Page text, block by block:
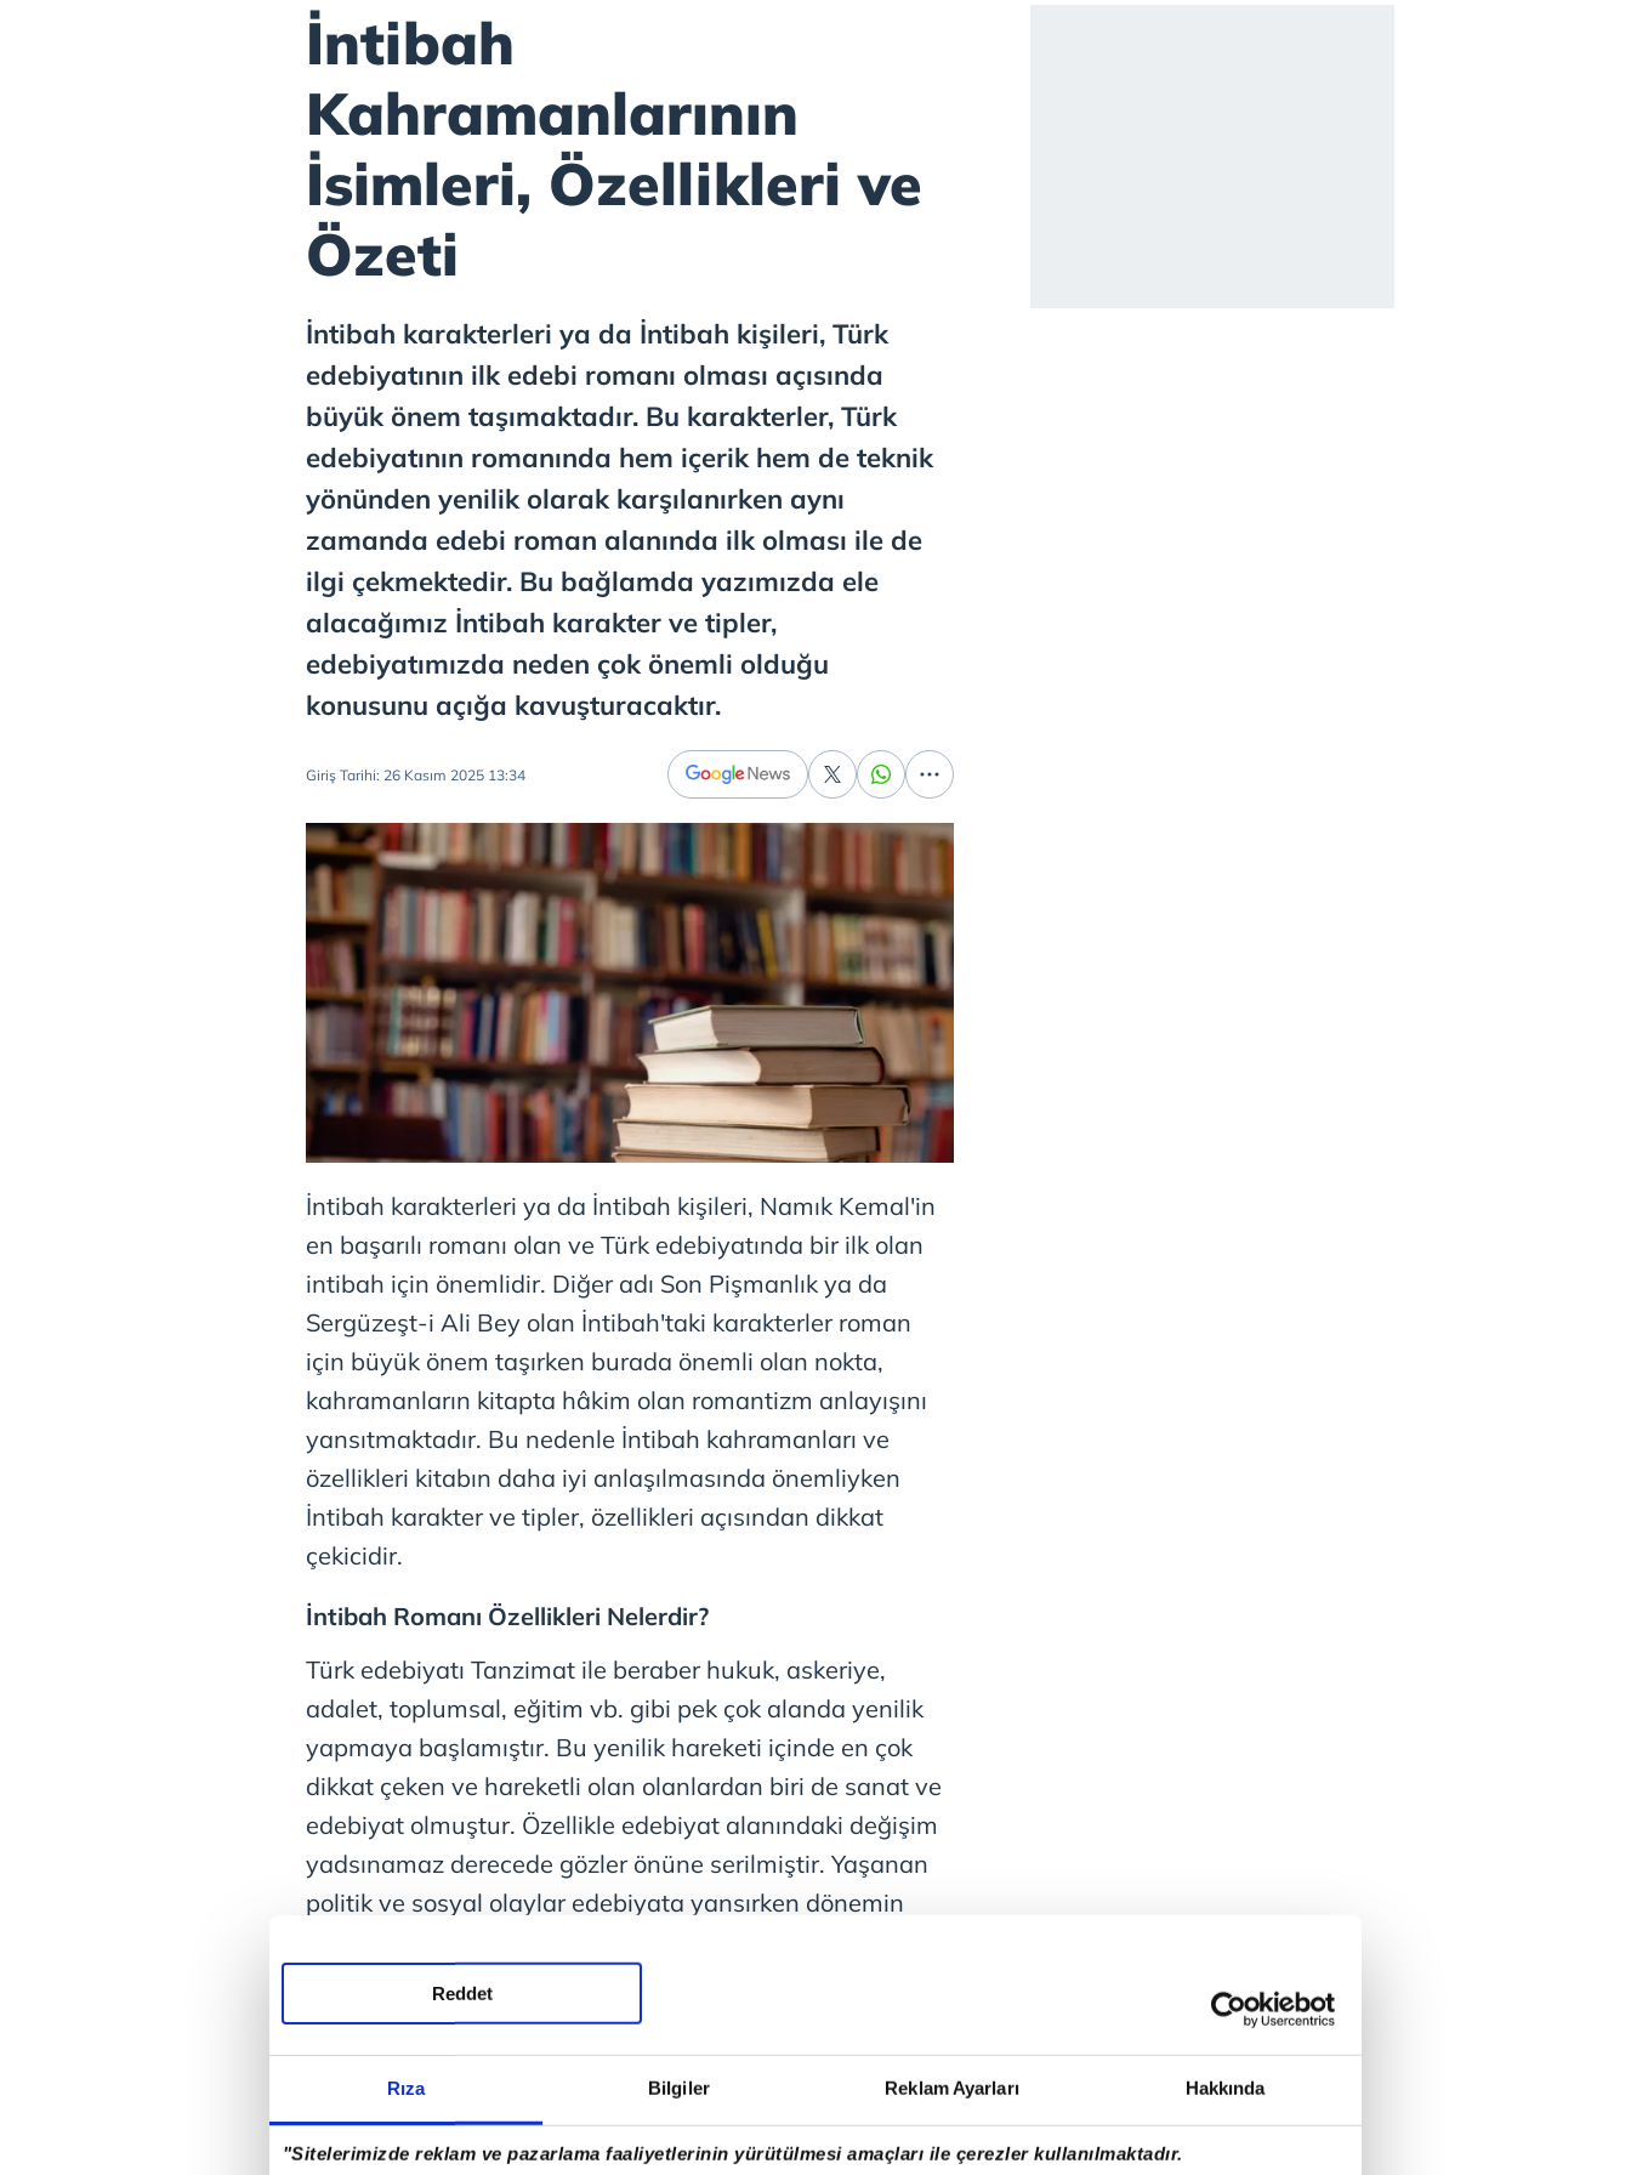
Rıza Bilgiler Reklam Ayarları Hakkında
"Sitelerimizde reklam ve pazarlama faaliyetlerinin yürütülmesi amaçları ile çerezler kullanılmaktadır.
Reddet
İntibah
Kahramanlarının
İsimleri, Özellikleri ve
Özeti
İntibah karakterleri ya da İntibah kişileri, Türk
edebiyatının ilk edebi romanı olması açısında
büyük önem taşımaktadır. Bu karakterler, Türk
edebiyatının romanında hem içerik hem de teknik
yönünden yenilik olarak karşılanırken aynı
zamanda edebi roman alanında ilk olması ile de
ilgi çekmektedir. Bu bağlamda yazımızda ele
alacağımız İntibah karakter ve tipler,
edebiyatımızda neden çok önemli olduğu
konusunu açığa kavuşturacaktır.
Giriş Tarihi: 26 Kasım 2025 13:34
İntibah karakterleri ya da İntibah kişileri, Namık Kemal'in
en başarılı romanı olan ve Türk edebiyatında bir ilk olan
intibah için önemlidir. Diğer adı Son Pişmanlık ya da
Sergüzeşt-i Ali Bey olan İntibah'taki karakterler roman
için büyük önem taşırken burada önemli olan nokta,
kahramanların kitapta hâkim olan romantizm anlayışını
yansıtmaktadır. Bu nedenle İntibah kahramanları ve
özellikleri kitabın daha iyi anlaşılmasında önemliyken
İntibah karakter ve tipler, özellikleri açısından dikkat
çekicidir.
İntibah Romanı Özellikleri Nelerdir?
Türk edebiyatı Tanzimat ile beraber hukuk, askeriye,
adalet, toplumsal, eğitim vb. gibi pek çok alanda yenilik
yapmaya başlamıştır. Bu yenilik hareketi içinde en çok
dikkat çeken ve hareketli olan olanlardan biri de sanat ve
edebiyat olmuştur. Özellikle edebiyat alanındaki değişim
yadsınamaz derecede gözler önüne serilmiştir. Yaşanan
politik ve sosyal olaylar edebiyata yansırken dönemin
gelmemiştir. Edebiyatçılar eski edebiyat olan Divan
Edebiyatının etkisini hala sürdürürken bazı edebiyatçılar
da yeniliği kabullenerek edebiyatta daha iyi ve güzel
yenilikler yapmaya başlamışlardır.
Tanzimat Dönemi'nin en vizyoner yenilikçilerinden biri